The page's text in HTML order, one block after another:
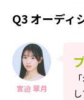
Q3 オーディ
宮迫 翠月